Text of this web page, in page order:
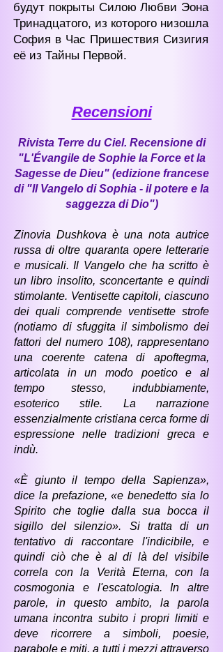
будут покрыты Силою Любви Эона
Тринадцатого, из которого низошла
София в Час Пришествия Сизигия
её из Тайны Первой.
Recensioni
Rivista Terre du Ciel. Recensione di
"L'Évangile de Sophie la Force et la
Sagesse de Dieu" (edizione francese
di "Il Vangelo di Sophia - il potere e la
saggezza di Dio")
Zinovia Dushkova è una nota autrice
russa di oltre quaranta opere letterarie
e musicali. Il Vangelo che ha scritto è
un libro insolito, sconcertante e quindi
stimolante. Ventisette capitoli, ciascuno
dei quali comprende ventisette strofe
(notiamo di sfuggita il simbolismo dei
fattori del numero 108), rappresentano
una coerente catena di apoftegma,
articolata in un modo poetico e al
tempo stesso, indubbiamente,
esoterico stile. La narrazione
essenzialmente cristiana cerca forme di
espressione nelle tradizioni greca e
indù.
«È giunto il tempo della Sapienza»,
dice la prefazione, «e benedetto sia lo
Spirito che toglie dalla sua bocca il
sigillo del silenzio». Si tratta di un
tentativo di raccontare l'indicibile, e
quindi ciò che è al di là del visibile
correla con la Verità Eterna, con la
cosmogonia e l'escatologia. In altre
parole, in questo ambito, la parola
umana incontra subito i propri limiti e
deve ricorrere a simboli, poesie,
parabole e miti, a tutti i mezzi attraverso